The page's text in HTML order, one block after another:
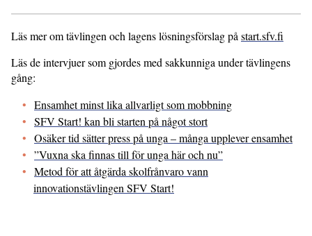
Läs mer om tävlingen och lagens lösningsförslag på start.sfv.fi
Läs de intervjuer som gjordes med sakkunniga under tävlingens
gång:
Ensamhet minst lika allvarligt som mobbning
SFV Start! kan bli starten på något stort
Osäker tid sätter press på unga – många upplever ensamhet
”Vuxna ska finnas till för unga här och nu”
Metod för att åtgärda skolfrånvaro vann
innovationstävlingen SFV Start!